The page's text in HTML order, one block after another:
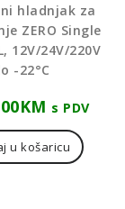
hladnjak za
ZERO Single
12V/24V/220V
-22°C
KM s PDV
u košaricu